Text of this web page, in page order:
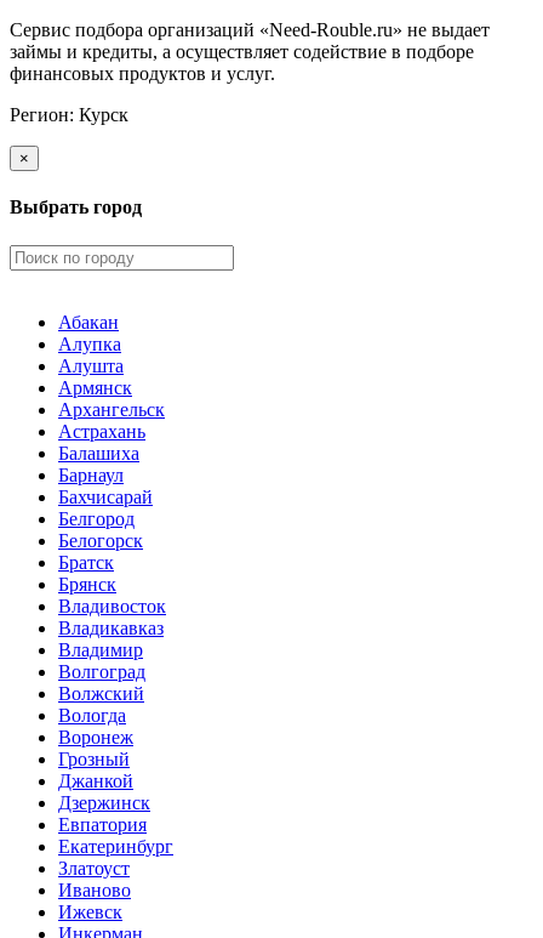
Сервис подбора организаций «Need-Rouble.ru» не выдает
займы и кредиты, а осуществляет содействие в подборе
финансовых продуктов и услуг.
Регион: Курск
×
Выбрать город
Абакан
Алупка
Алушта
Армянск
Архангельск
Астрахань
Балашиха
Барнаул
Бахчисарай
Белгород
Белогорск
Братск
Брянск
Владивосток
Владикавказ
Владимир
Волгоград
Волжский
Вологда
Воронеж
Грозный
Джанкой
Дзержинск
Евпатория
Екатеринбург
Златоуст
Иваново
Ижевск
Инкерман